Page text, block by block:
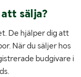
sälja?
De hjälper dig att
När du säljer hos
budgivare i